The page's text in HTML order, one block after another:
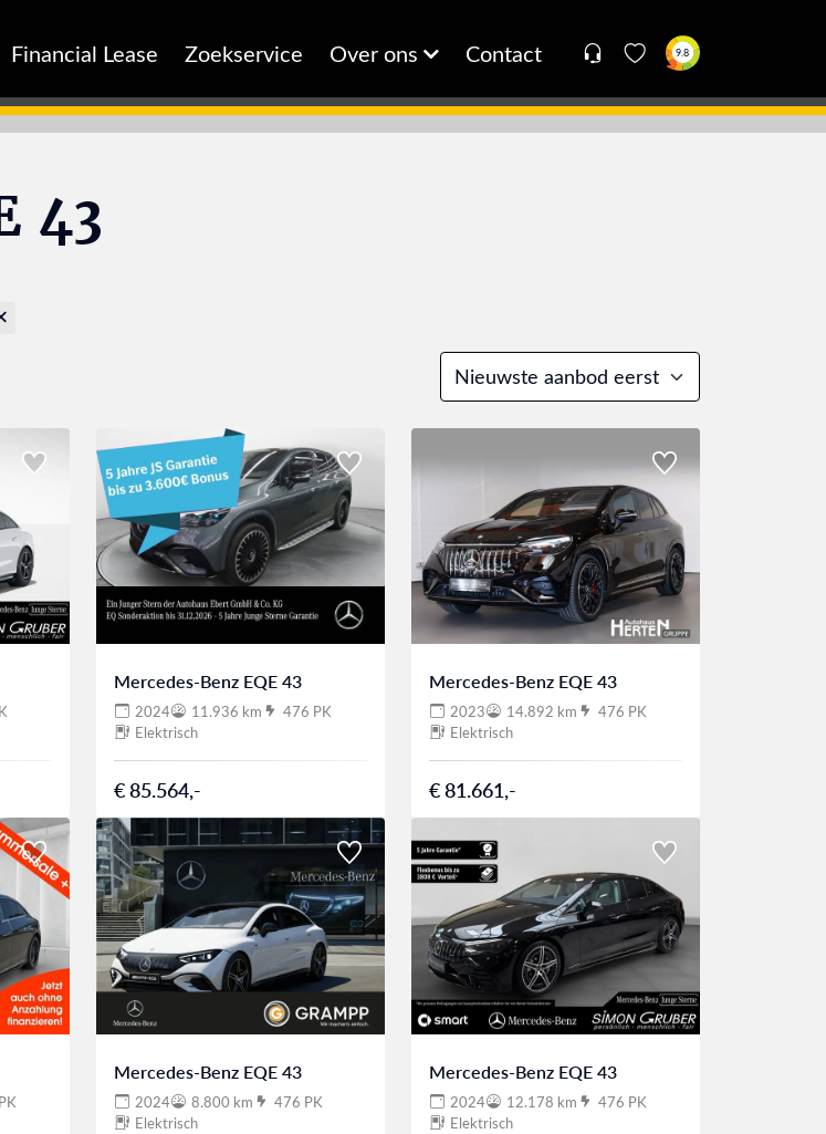
Financial Lease Zoekservice Over ons Contact 9.8
43
Mercedes-Benz EQE 43
2024 11.936 km
476 PK
Elektrisch
€ 85.564,-
Mercedes-Benz EQE 43
2023 14.892 km
476 PK
Elektrisch
€ 81.661,-
Mercedes-Benz EQE 43
2024 8.800 km
476 PK
Elektrisch
Mercedes-Benz EQE 43
2024 12.178 km
476 PK
Elektrisch